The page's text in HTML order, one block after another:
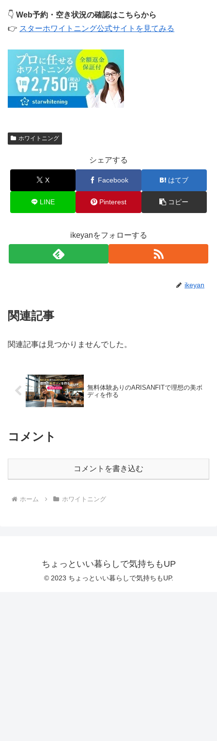
👇 Web予約・空き状況の確認はこちらから
👉 スターホワイトニング公式サイトを見てみる
ホワイトニング
シェアする
X Facebook はてブ
LINE Pinterest コピー
ikeyanをフォローする
ikeyan
関連記事
関連記事は見つかりませんでした。
無料体験ありのARISANFITで理想の美ボ
ディを作る
コメント
コメントを書き込む
ホーム ホワイトニング
ちょっといい暮らしで気持ちもUP
© 2023 ちょっといい暮らしで気持ちもUP.